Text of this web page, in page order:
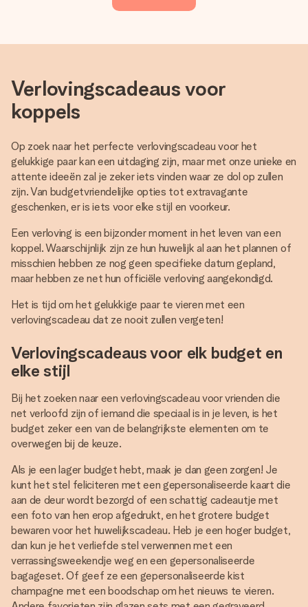
Verlovingscadeaus voor
koppels
Op zoek naar het perfecte verlovingscadeau voor het
gelukkige paar kan een uitdaging zijn, maar met onze unieke en
attente ideeën zal je zeker iets vinden waar ze dol op zullen
zijn. Van budgetvriendelijke opties tot extravagante
geschenken, er is iets voor elke stijl en voorkeur.
Een verloving is een bijzonder moment in het leven van een
koppel. Waarschijnlijk zijn ze hun huwelijk al aan het plannen of
misschien hebben ze nog geen specifieke datum gepland,
maar hebben ze net hun officiële verloving aangekondigd.
Het is tijd om het gelukkige paar te vieren met een
verlovingscadeau dat ze nooit zullen vergeten!
Verlovingscadeaus voor elk budget en
elke stijl
Bij het zoeken naar een verlovingscadeau voor vrienden die
net verloofd zijn of iemand die speciaal is in je leven, is het
budget zeker een van de belangrijkste elementen om te
overwegen bij de keuze.
Als je een lager budget hebt, maak je dan geen zorgen! Je
kunt het stel feliciteren met een gepersonaliseerde kaart die
aan de deur wordt bezorgd of een schattig cadeautje met
een foto van hen erop afgedrukt, en het grotere budget
bewaren voor het huwelijkscadeau. Heb je een hoger budget,
dan kun je het verliefde stel verwennen met een
verrassingsweekendje weg en een gepersonaliseerde
bagageset. Of geef ze een gepersonaliseerde kist
champagne met een boodschap om het nieuws te vieren.